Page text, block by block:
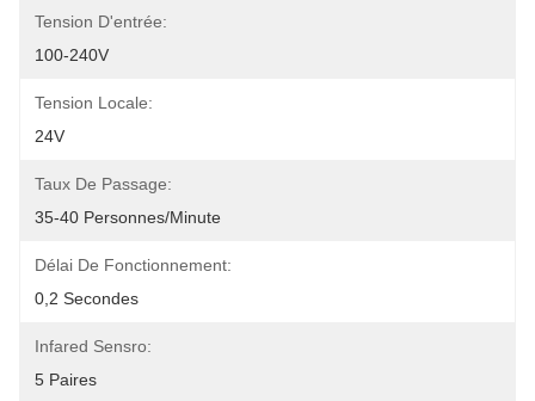
Tension D'entrée:
100-240V
Tension Locale:
24V
Taux De Passage:
35-40 Personnes/minute
Délai De Fonctionnement:
0,2 Secondes
Infared Sensro:
5 Paires